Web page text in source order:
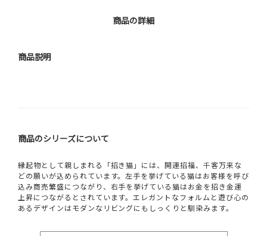
商品の詳細
商品説明
商品のシリーズについて
縁起物として親しまれる「招き猫」には、開運招福、千客万来な
どの願いが込められています。左手を挙げている猫はお客様を呼び
込み商売繁盛につながり、右手を挙げている猫はお金を招き金運
上昇につながるとされています。エレガントなフォルムと遊び心の
あるデザインはモダンなリビングにもしっくりと馴染みます。